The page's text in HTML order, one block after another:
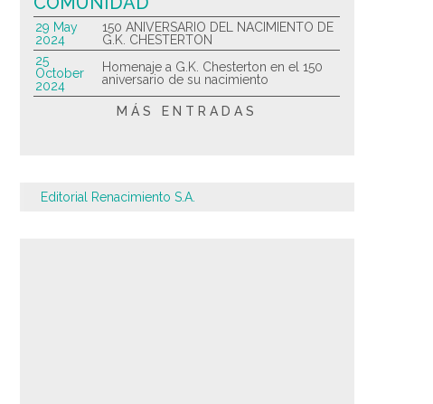
29 May
2024
150 ANIVERSARIO DEL NACIMIENTO DE
G.K. CHESTERTON
25
October
2024
Homenaje a G.K. Chesterton en el 150
aniversario de su nacimiento
MÁS ENTRADAS
Editorial Renacimiento S.A.